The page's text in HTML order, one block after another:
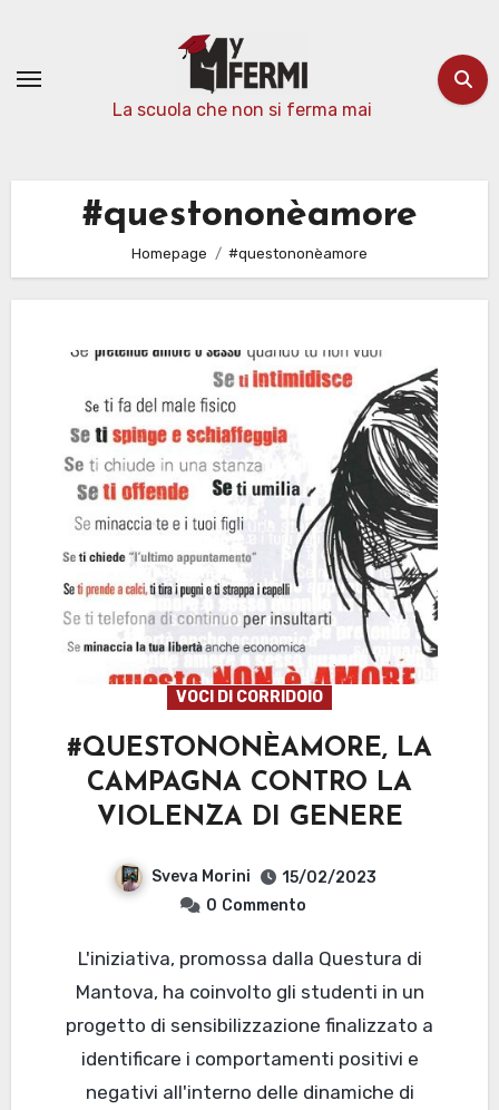
contenuto
La scuola che non si ferma mai
#questononèamore
Homepage #questononèamore
VOCI DI CORRIDOIO
#QUESTONONÈAMORE, LA
CAMPAGNA CONTRO LA
VIOLENZA DI GENERE
Sveva Morini
15/02/2023
0 Commento
L'iniziativa, promossa dalla Questura di
Mantova, ha coinvolto gli studenti in un
progetto di sensibilizzazione finalizzato a
identificare i comportamenti positivi e
negativi all'interno delle dinamiche di